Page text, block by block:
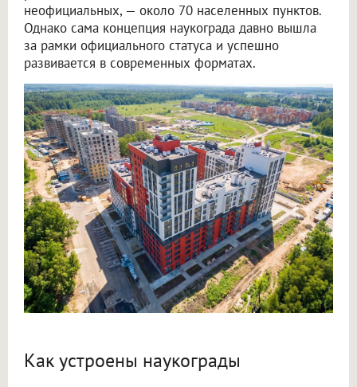
неофициальных, — около 70 населенных пунктов.
Однако сама концепция наукограда давно вышла
за рамки официального статуса и успешно
развивается в современных форматах.
Как устроены наукограды